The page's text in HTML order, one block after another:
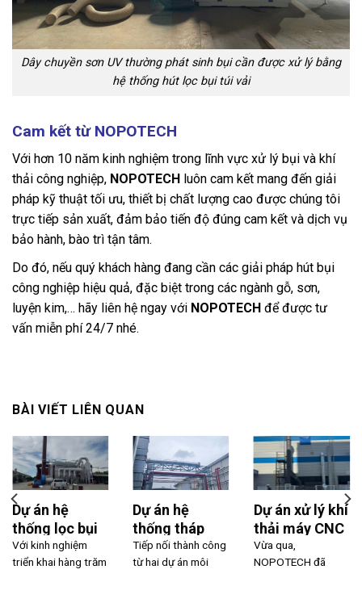
Dây chuyền sơn UV thường phát sinh bụi cần được xử lý bằng
hệ thống hút lọc bụi túi vải
Cam kết từ NOPOTECH
Với hơn 10 năm kinh nghiệm trong lĩnh vực xử lý bụi và khí
thải công nghiệp, NOPOTECH luôn cam kết mang đến giải
pháp kỹ thuật tối ưu, thiết bị chất lượng cao được chúng tôi
trực tiếp sản xuất, đảm bảo tiến độ đúng cam kết và dịch vụ
bảo hành, bào trì tận tâm.
Do đó, nếu quý khách hàng đang cần các giải pháp hút bụi
công nghiệp hiệu quả, đặc biệt trong các ngành gỗ, sơn,
luyện kim,… hãy liên hệ ngay với NOPOTECH để được tư
vấn miễn phí 24/7 nhé.
BÀI VIẾT LIÊN QUAN
Dự án hệ
thống lọc bụi
công suất
160kW – Lưu
Với kinh nghiệm
triển khai hàng trăm
Dự án hệ
thống tháp
hấp phụ xử lý
khí thải hệ in
Tiếp nối thành công
từ hai dự án môi
Dự án xử lý khí
thải máy CNC
và máy ép
nhựa 20.000
Vừa qua,
NOPOTECH đã